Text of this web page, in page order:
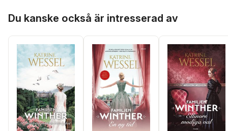
Du kanske också är intresserad av